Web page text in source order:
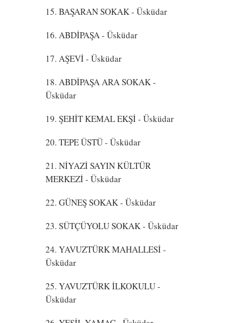
15. BAŞARAN SOKAK- Üsküdar
16. ABDİPAŞA- Üsküdar
17. AŞEVİ- Üsküdar
18. ABDİPAŞA ARA SOKAK-
Üsküdar
19. ŞEHİT KEMAL EKŞİ- Üsküdar
20. TEPE ÜSTÜ- Üsküdar
21. NİYAZİ SAYIN KÜLTÜR
MERKEZİ- Üsküdar
22. GÜNEŞ SOKAK- Üsküdar
23. SÜTÇÜYOLU SOKAK- Üsküdar
24. YAVUZTÜRK MAHALLESİ-
Üsküdar
25. YAVUZTÜRK İLKOKULU-
Üsküdar